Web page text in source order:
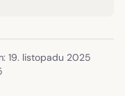
19. listopadu 2025